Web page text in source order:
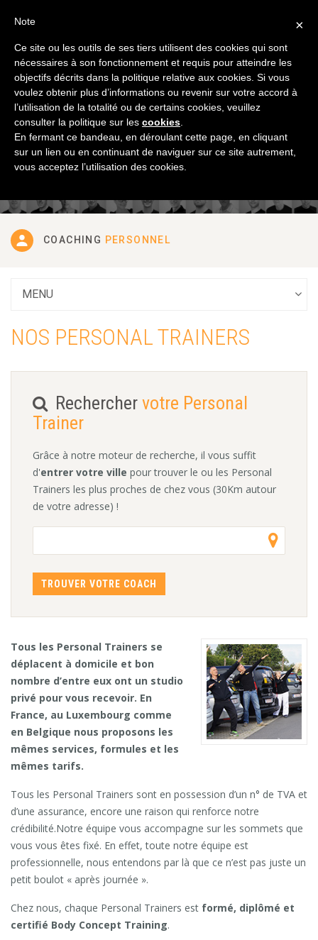
DÉCOUVREZ NOSSERVICES
COACHING PERSONNEL
MENU
NOS PERSONAL TRAINERS
Rechercher votre Personal
Trainer
Grâce à notre moteur de recherche, il vous suffit
d'entrer votre ville pour trouver le ou les Personal
Trainers les plus proches de chez vous (30Km autour
de votre adresse) !
Tous les Personal Trainers se
déplacent à domicile et bon
nombre d’entre eux ont un studio
privé pour vous recevoir. En
France, au Luxembourg comme
en Belgique nous proposons les
mêmes services, formules et les
mêmes tarifs.
Tous les Personal Trainers sont en possession d’un n° de TVA et
d’une assurance, encore une raison qui renforce notre
crédibilité.Notre équipe vous accompagne sur les sommets que
vous vous êtes fixé. En effet, toute notre équipe est
professionnelle, nous entendons par là que ce n’est pas juste un
petit boulot « après journée ».
Chez nous, chaque Personal Trainers est formé, diplômé et
certifié Body Concept Training.
×
Note
Ce site ou les outils de ses tiers utilisent des cookies qui sont
nécessaires à son fonctionnement et requis pour atteindre les
objectifs décrits dans la politique relative aux cookies. Si vous
voulez obtenir plus d’informations ou revenir sur votre accord à
l’utilisation de la totalité ou de certains cookies, veuillez
consulter la politique sur les cookies
En fermant ce bandeau, en déroulant cette page, en cliquant
sur un lien ou en continuant de naviguer sur ce site autrement,
vous acceptez l’utilisation des cookies.